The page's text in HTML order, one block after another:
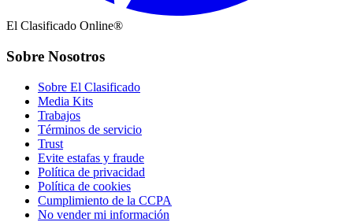
El Clasificado Online®
Sobre Nosotros
Sobre El Clasificado
Media Kits
Trabajos
Términos de servicio
Trust
Evite estafas y fraude
Política de privacidad
Política de cookies
Cumplimiento de la CCPA
No vender mi información